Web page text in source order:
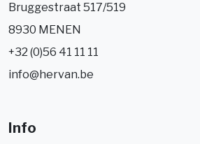
Bruggestraat 517/519
8930 MENEN
+32 (0)56 41 11 11
info@hervan.be
Info